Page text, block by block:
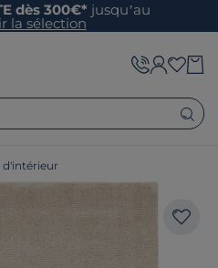
dès 300€* jusqu’au
la sélection
d'intérieur